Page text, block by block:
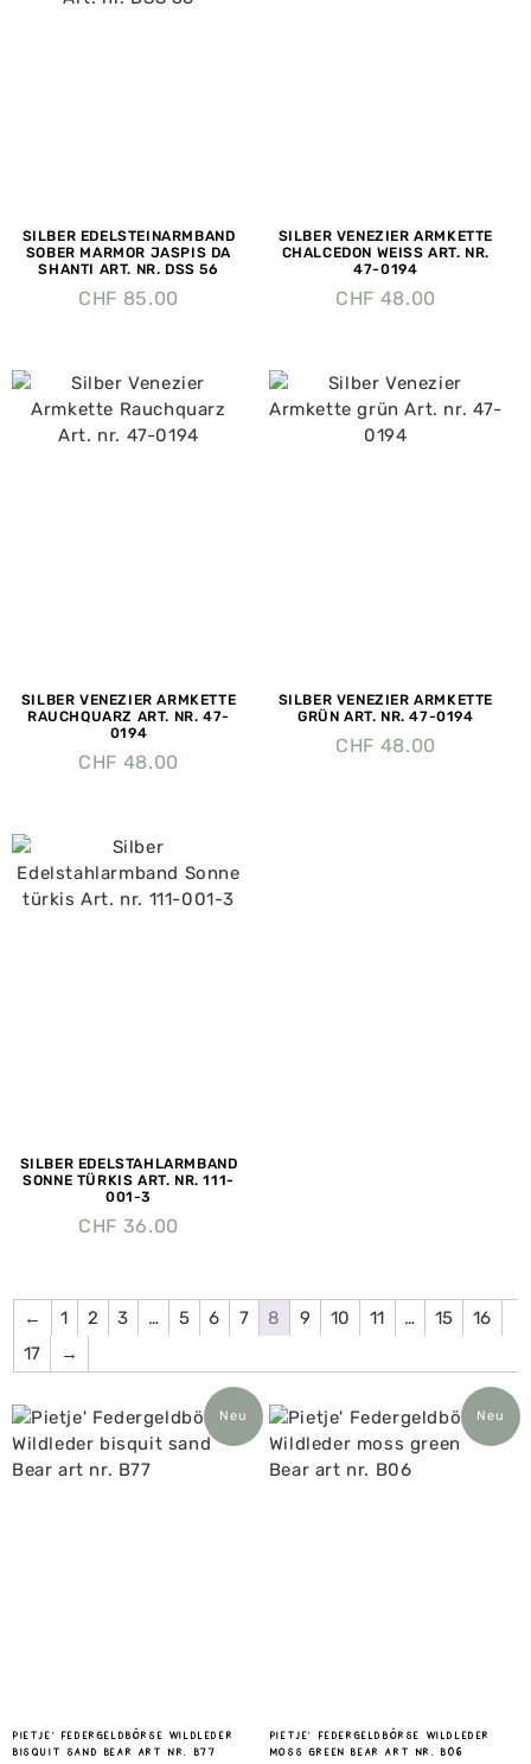
SILBER EDELSTEINARMBAND
SOBER MARMOR JASPIS DA
SHANTI ART. NR. DSS 56
CHF 85.00
SILBER VENEZIER ARMKETTE
CHALCEDON WEISS ART. NR.
47-0194
CHF 48.00
SILBER VENEZIER ARMKETTE
RAUCHQUARZ ART. NR. 47-
0194
CHF 48.00
SILBER VENEZIER ARMKETTE
GRÜN ART. NR. 47-0194
CHF 48.00
SILBER EDELSTAHLARMBAND
SONNE TÜRKIS ART. NR. 111-
001-3
CHF 36.00
← 1 2 3 … 5 6 7 8 9 10 11 … 15
16
17
→
Neu
Pietje‘ Federgeldbörse Wildleder
bisquit sand Bear art nr. B77
Neu
Pietje‘ Federgeldbörse Wildleder
moss green Bear art nr. B06